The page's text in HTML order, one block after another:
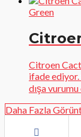
Green
Citroen
ifade
dışa
Daha Fazla